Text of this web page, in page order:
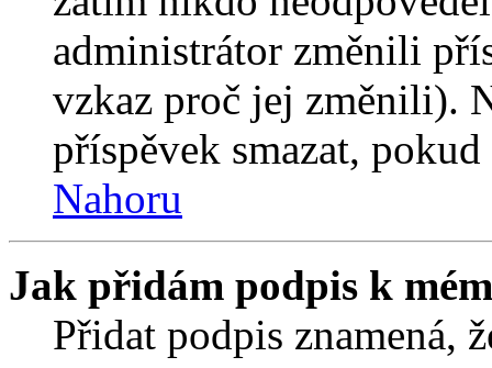
administrátor změnili
vzkaz proč jej změnili).
příspěvek smazat,
Nahoru
Jak přidám podpis k
Přidat podpis znamená,